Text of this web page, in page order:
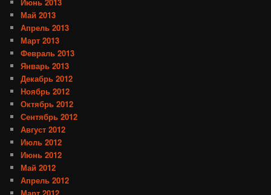
Май 2013
Апрель 2013
Март 2013
Февраль 2013
Январь 2013
Декабрь 2012
Ноябрь 2012
Октябрь 2012
Сентябрь 2012
Август 2012
Июль 2012
Июнь 2012
Май 2012
Апрель 2012
Март 2012